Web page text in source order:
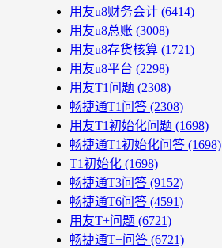
用友u8财务会计 (6414)
用友u8总账 (3008)
用友u8存货核算 (1721)
用友u8平台 (2298)
用友T1问题 (2308)
畅捷通T1问答 (2308)
用友T1初始化问题 (1698)
畅捷通T1初始化问答 (1698)
T1初始化 (1698)
畅捷通T3问答 (9152)
畅捷通T6问答 (4591)
用友T+问题 (6721)
畅捷通T+问答 (6721)